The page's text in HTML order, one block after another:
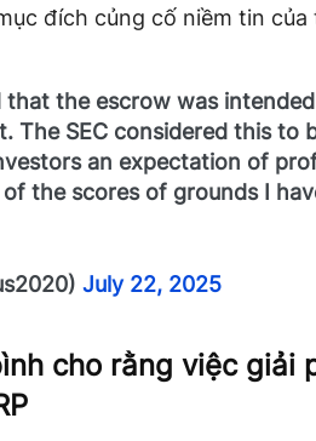
đích củng cố niềm tin
that the escrow was
The SEC considered this to
an expectation of
the scores of grounds I
July 22, 2025
cho rằng việc giải